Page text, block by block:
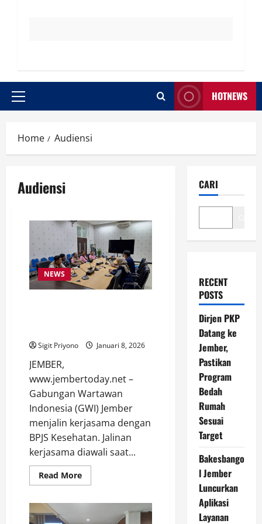
Primary
HOTNEWS
Home Audiensi
Audiensi
NEWS
Sigit Priyono Januari 8, 2026
JEMBER,
www.jembertoday.net –
Gabungan Wartawan
Indonesia (GWI) Jember
menjalin kerjasama dengan
BPJS Kesehatan. Jalinan
kerjasama diawali saat...
Read MoreRead
more
CARI
RECENT
POSTS
Dirjen PKP
Datang ke
Jember,
Pastikan
Program
Bedah
Rumah
Sesuai
Target
Bakesbango
l Jember
Luncurkan
Aplikasi
Layanan